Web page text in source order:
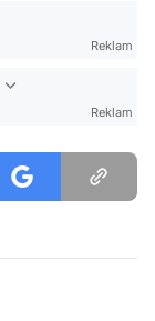
Reklam
Reklam